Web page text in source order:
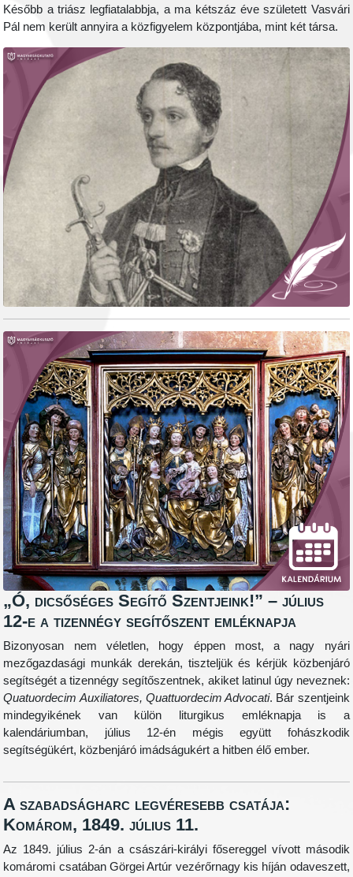
Később a triász legfiatalabbja, a ma kétszáz éve született Vasvári
Pál nem került annyira a közfigyelem központjába, mint két társa.
„Ó, dicsőséges Segítő Szentjeink!” – július
12-e a tizennégy segítőszent emléknapja
Bizonyosan nem véletlen, hogy éppen most, a nagy nyári
mezőgazdasági munkák derekán, tiszteljük és kérjük közbenjáró
segítségét a tizennégy segítőszentnek, akiket latinul úgy neveznek:
Quatuordecim Auxiliatores, Quattuordecim Advocati. Bár szentjeink
mindegyikének van külön liturgikus emléknapja is a
kalendáriumban, július 12-én mégis együtt fohászkodik
segítségükért, közbenjáró imádságukért a hitben élő ember.
A szabadságharc legvéresebb csatája:
Komárom, 1849. július 11.
Az 1849. július 2-án a császári-királyi fősereggel vívott második
komáromi csatában Görgei Artúr vezérőrnagy kis híján odaveszett,